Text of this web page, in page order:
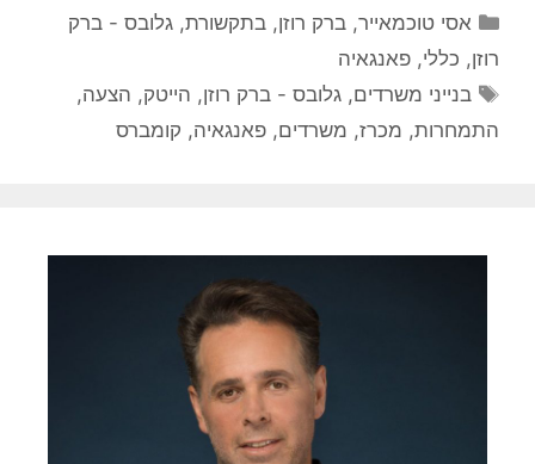
קטגוריות
אסי טוכמאייר,ברק רוזן,בתקשורת,גלובס - ברק
רוזן, כללי, פאנגאיה
תגיות
בנייני משרדים,גלובס - ברק רוזן, הייטק, הצעה,
התמחרות, מכרז, משרדים, פאנגאיה, קומברס